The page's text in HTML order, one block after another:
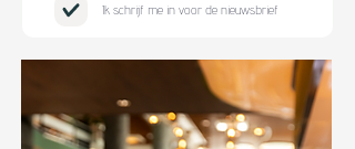
Ik schrijf me in voor de nieuwsbrief